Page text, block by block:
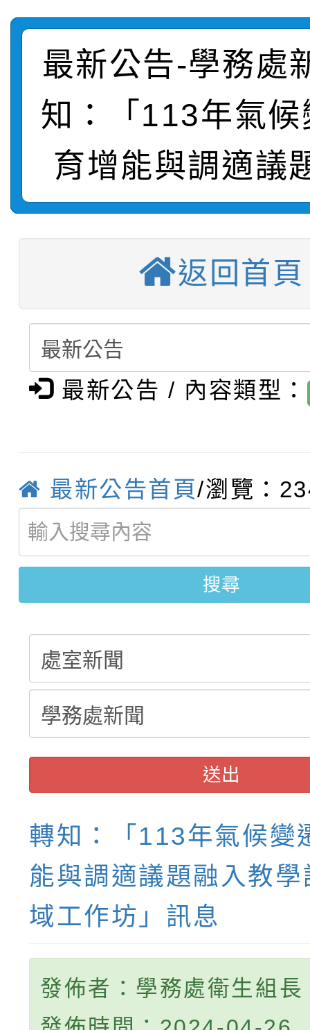
賽實施要點
比賽實施要點」
轉知：「115年金融知
動辦法」
轉知臺中市政府政風處
畫影片一案
劇比賽實施要點」及修
表
轉知：桃園市115年度
敬師藝文競賽』實施計
【甄選結果(第11招)】
學年度第1學期第7次代
結果(第11招)
【甄選結果(第3招)】
學年度第1學期第9次代
結果(第3招)
【甄選結果(第4招)】
學年度第1學期第9次
結果(第4招)
【甄選結果(第12招)】
學年度第1學期第7次代
結果(第12招)
轉知：桃園市115學年
賽及師生本土語及新住
賽實施要點
轉知：「桃園市115學
比賽實施要點」
轉知：「115年金融知
城市手牽手，綠能透明
畫影片一案
轉知：「115學年度全
劇比賽實施要點」及修
表
轉知：桃園市115年度
敬師藝文競賽』實施計
【甄選結果(第11招)】
學年度第1學期第7次
【甄選結果(第3招)】
結果(第3招)
最新公告-學務處
知：「113年氣候
育增能與調適議
返回首頁
最新公告 / 內容類型：
最新公告首頁/瀏覽：
搜尋
送出
轉知：「113年氣候變
能與調適議題融入教
域工作坊」訊息
發佈者：學務處衛生組長